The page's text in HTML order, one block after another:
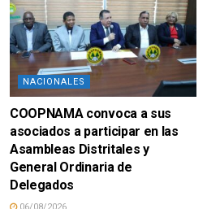
NACIONALES
COOPNAMA convoca a sus
asociados a participar en las
Asambleas Distritales y
General Ordinaria de
Delegados
06/08/2026